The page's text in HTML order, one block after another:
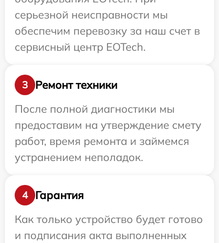
серьезной неисправности мы
обеспечим перевозку за наш счет в
сервисный центр EOTech.
3
Ремонт техники
После полной диагностики мы
предоставим на утверждение смету
работ, время ремонта и займемся
устранением неполадок.
4
Гарантия
Как только устройство будет готово
и подписания акта выполненных